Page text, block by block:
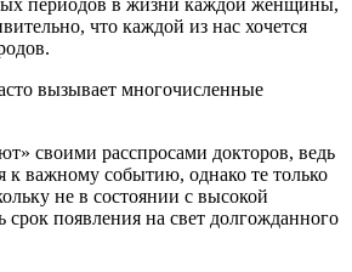
периодов в жизни каждой женщины,
что каждой из нас хочется
вызывает многочисленные
своими расспросами докторов, ведь
к важному событию, однако те только
не в состоянии с высокой
срок появления на свет долгожданного